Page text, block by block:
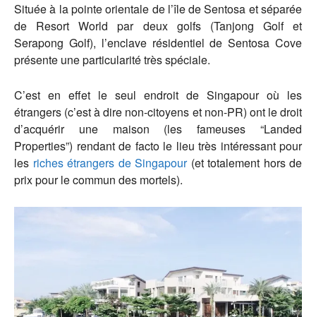
Située à la pointe orientale de l’île de Sentosa et séparée
de Resort World par deux golfs (Tanjong Golf et
Serapong Golf), l’enclave résidentiel de Sentosa Cove
présente une particularité très spéciale.
C’est en effet le seul endroit de Singapour où les
étrangers (c’est à dire non-citoyens et non-PR) ont le droit
d’acquérir une maison (les fameuses “Landed
Properties”) rendant de facto le lieu très intéressant pour
les riches étrangers de Singapour(et totalement hors de
prix pour le commun des mortels).